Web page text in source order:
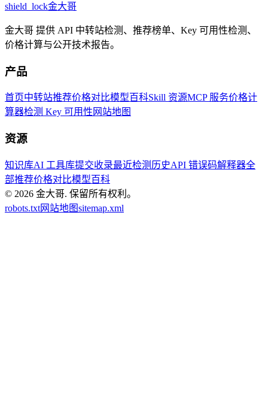
shield_lock金大哥
金大哥 提供 API 中转站检测、推荐榜单、Key 可用性检测、
价格计算与公开技术报告。
产品
首页中转站推荐价格对比模型百科Skill 资源MCP 服务价格计
算器检测 Key 可用性 网站地图
资源
知识库AI 工具库提交收录最近检测历史API 错误码解释器全
部推荐价格对比模型百科
© 2026 金大哥. 保留所有权利。
robots.txt网站地图sitemap.xml